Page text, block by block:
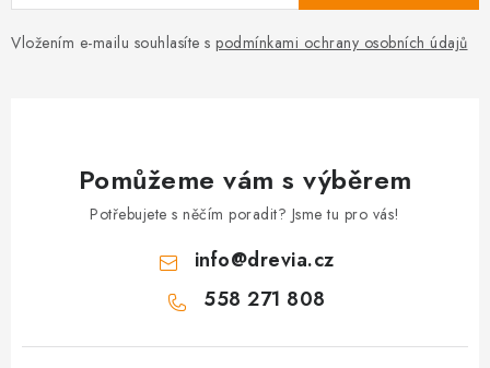
Vložením e-mailu souhlasíte s podmínkami ochrany osobních údajů
Pomůžeme vám s výběrem
Potřebujete s něčím poradit? Jsme tu pro vás!
info@drevia.cz
558 271 808